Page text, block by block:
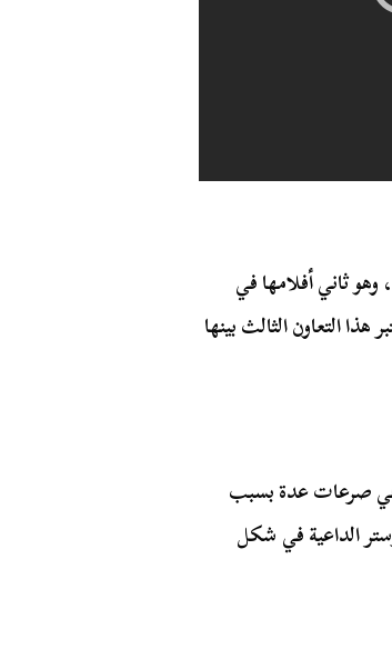
ثاني أفلامها في
هذا التعاون الثالث بينها
صرعات عدة بسبب
الداعية في شكل